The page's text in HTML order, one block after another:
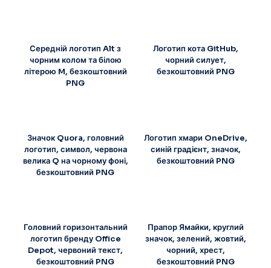
Середній логотип Alt з
чорним колом та білою
літерою M, безкоштовний
PNG
Логотип кота GitHub,
чорний силует,
безкоштовний PNG
Значок Quora, головний
логотип, символ, червона
велика Q на чорному фоні,
безкоштовний PNG
Логотип хмари OneDrive,
синій градієнт, значок,
безкоштовний PNG
Головний горизонтальний
логотип бренду Office
Depot, червоний текст,
безкоштовний PNG
Прапор Ямайки, круглий
значок, зелений, жовтий,
чорний, хрест,
безкоштовний PNG